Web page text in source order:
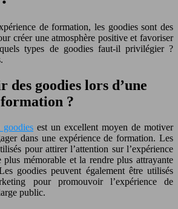
de formation, les goodies sont des
créer une atmosphère positive et favoriser
quels types de goodies faut-il privilégier ?
goodies lors d’une
?
goodies est un excellent moyen de motiver
dans une expérience de formation. Les
pour attirer l’attention sur l’expérience
mémorable et la rendre plus attrayante
goodies peuvent également être utilisés
pour promouvoir l’expérience de
public.